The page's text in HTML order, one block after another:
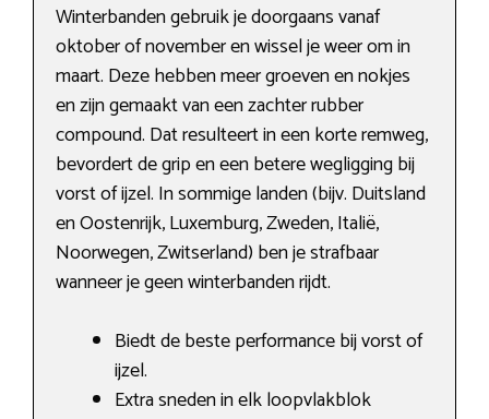
Winterbanden gebruik je doorgaans vanaf
oktober of november en wissel je weer om in
maart. Deze hebben meer groeven en nokjes
en zijn gemaakt van een zachter rubber
compound. Dat resulteert in een korte remweg,
bevordert de grip en een betere wegligging bij
vorst of ijzel. In sommige landen (bijv. Duitsland
en Oostenrijk, Luxemburg, Zweden, Italië,
Noorwegen, Zwitserland) ben je strafbaar
wanneer je geen winterbanden rijdt.
Biedt de beste performance bij vorst of
ijzel.
Extra sneden in elk loopvlakblok